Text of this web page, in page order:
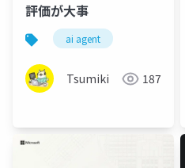
評価が大事
ai agent
Tsumiki 187